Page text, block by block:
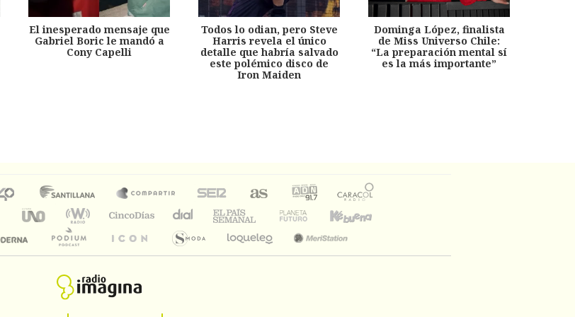
El inesperado mensaje que
Gabriel Boric le mandó a
Cony Capelli
Todos lo odian, pero Steve
Harris revela el único
detalle que habría salvado
este polémico disco de
Iron Maiden
Dominga López, finalista
de Miss Universo Chile:
“La preparación mental sí
es la más importante”